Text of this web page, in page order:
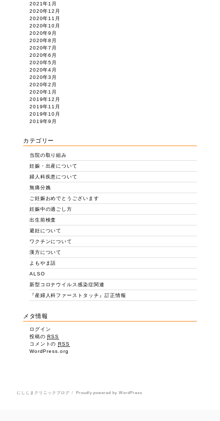
2021年1月
2020年12月
2020年11月
2020年10月
2020年9月
2020年8月
2020年7月
2020年6月
2020年5月
2020年4月
2020年3月
2020年2月
2020年1月
2019年12月
2019年11月
2019年10月
2019年9月
カテゴリー
当院の取り組み
妊娠・出産について
婦人科疾患について
無痛分娩
ご妊娠おめでとうございます
妊娠中の過ごし方
出生前検査
避妊について
ワクチンについて
漢方について
よもやま話
ALSO
新型コロナウイルス感染症関連
『産婦人科ファーストタッチ』訂正情報
メタ情報
ログイン
投稿のRSS
コメントのRSS
WordPress.org
にしじまクリニックブログ Proudly powered by WordPress